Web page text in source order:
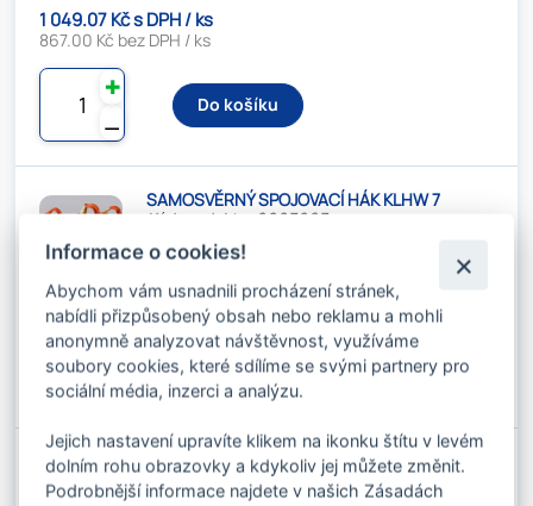
1 049.07 Kč s DPH / ks
867.00 Kč bez DPH / ks
⚊
✚
Do košíku
SAMOSVĚRNÝ SPOJOVACÍ HÁK KLHW 7
Kód produktu: 0903903
Stav skladu:
1 255.98 Kč s DPH / ks
1 038.00 Kč bez DPH / ks
⚊
✚
Do košíku
SAMOSVĚRNÝ SPOJOVACÍ HÁK KLHW 8
Kód produktu: 0903904
Stav skladu:Dostupnost 2-3 dny
Informace o cookies!
Abychom vám usnadnili procházení stránek,
nabídli přizpůsobený obsah nebo reklamu a mohli
anonymně analyzovat návštěvnost, využíváme
soubory cookies, které sdílíme se svými partnery pro
sociální média, inzerci a analýzu.
Jejich nastavení upravíte klikem na ikonku štítu v levém
dolním rohu obrazovky a kdykoliv jej můžete změnit.
Podrobnější informace najdete v našich Zásadách